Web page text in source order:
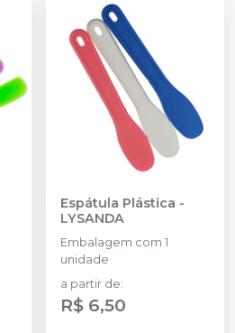
Espátula Plástica -
LYSANDA
Embalagem com 1
unidade
a partir de:
R$ 6,50